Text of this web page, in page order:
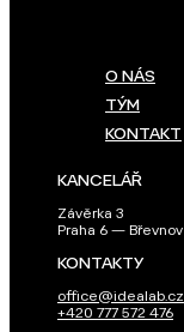
O NÁS
TÝM
KONTAKT
KANCELÁŘ
Závěrka 3
Praha 6 — Břevnov
KONTAKTY
office@idealab.cz
+420 777 572 476